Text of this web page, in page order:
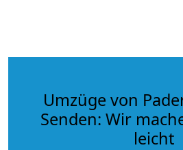
Umzüge von
Senden: Wir
leicht